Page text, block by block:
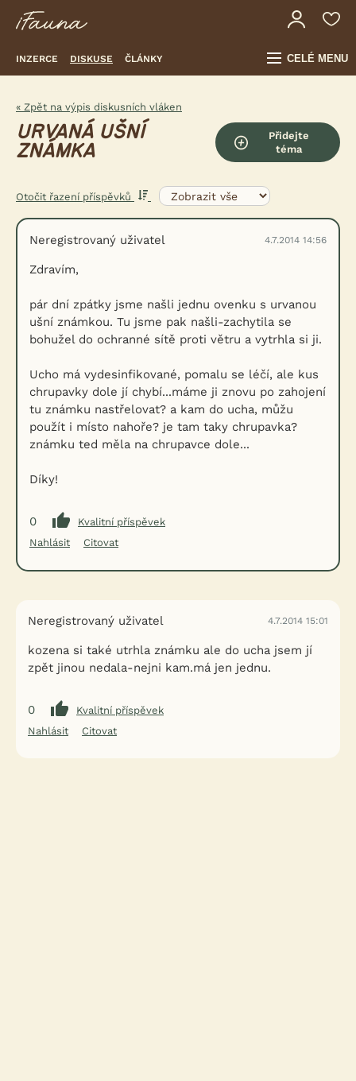
INZERCE DISKUSE ČLÁNKY CELÉ MENU
« Zpět na výpis diskusních vláken
URVANÁ UŠNÍ
ZNÁMKA
Přidejte
téma
Otočit řazení příspěvků
Neregistrovaný uživatel 4.7.2014 14:56
Zdravím,
pár dní zpátky jsme našli jednu ovenku s urvanou
ušní známkou. Tu jsme pak našli-zachytila se
bohužel do ochranné sítě proti větru a vytrhla si ji.
Ucho má vydesinfikované, pomalu se léčí, ale kus
chrupavky dole jí chybí...máme ji znovu po zahojení
tu známku nastřelovat? a kam do ucha, můžu
použít i místo nahoře? je tam taky chrupavka?
známku ted měla na chrupavce dole...
Díky!
0
Kvalitní příspěvek
Nahlásit
Citovat
Neregistrovaný uživatel 4.7.2014 15:01
kozena si také utrhla známku ale do ucha jsem jí
zpět jinou nedala-nejni kam.má jen jednu.
0
Kvalitní příspěvek
Nahlásit
Citovat